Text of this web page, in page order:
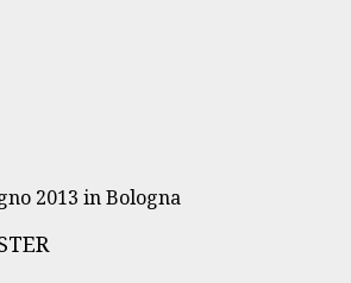
2013 in Bologna